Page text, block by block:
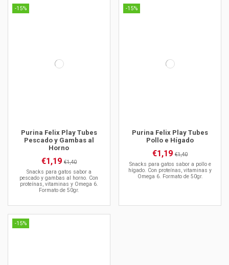
-15%
Purina Felix Play Tubes
Pescado y Gambas al
Horno
€1,19 €1,40
Snacks para gatos sabor a
pescado y gambas al horno. Con
proteínas, vitaminas y Omega 6.
Formato de 50gr.
-15%
Purina Felix Play Tubes
Pollo e Hígado
€1,19€1,40
Snacks para gatos sabor a pollo e
hígado. Con proteínas, vitaminas y
Omega 6. Formato de 50gr.
-15%